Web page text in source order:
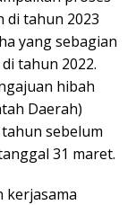
di tahun 2023
yang sebagian
tahun 2022.
hibah
Daerah)
sebelum
31 maret.
kerjasama